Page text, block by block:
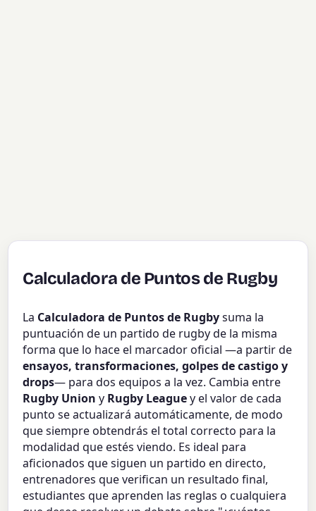
Calculadora de Puntos de Rugby
La Calculadora de Puntos de Rugbysuma la
puntuación de un partido de rugby de la misma
forma que lo hace el marcador oficial —a partir de
ensayos, transformaciones, golpes de castigo y
drops— para dos equipos a la vez. Cambia entre
Rugby Union y Rugby Leaguey el valor de cada
punto se actualizará automáticamente, de modo
que siempre obtendrás el total correcto para la
modalidad que estés viendo. Es ideal para
aficionados que siguen un partido en directo,
entrenadores que verifican un resultado final,
estudiantes que aprenden las reglas o cualquiera